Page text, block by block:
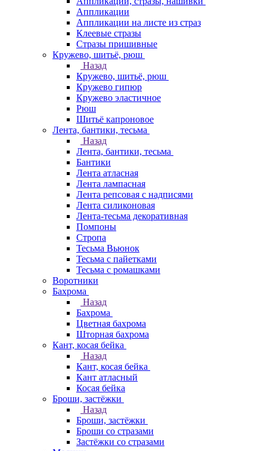
Аппликации
Аппликации на листе из страз
Клеевые стразы
Стразы пришивные
Кружево, шитьё, рюш
Назад
Кружево, шитьё, рюш
Кружево гипюр
Кружево эластичное
Рюш
Шитьё капроновое
Лента, бантики, тесьма
Назад
Лента, бантики, тесьма
Бантики
Лента атласная
Лента лампасная
Лента репсовая с надписями
Лента силиконовая
Лента-тесьма декоративная
Помпоны
Стропа
Тесьма Вьюнок
Тесьма с пайетками
Тесьма с ромашками
Воротники
Бахрома
Назад
Бахрома
Цветная бахрома
Шторная бахрома
Кант, косая бейка
Назад
Кант, косая бейка
Кант атласный
Косая бейка
Броши, застёжки
Назад
Броши, застёжки
Броши со стразами
Застёжки со стразами